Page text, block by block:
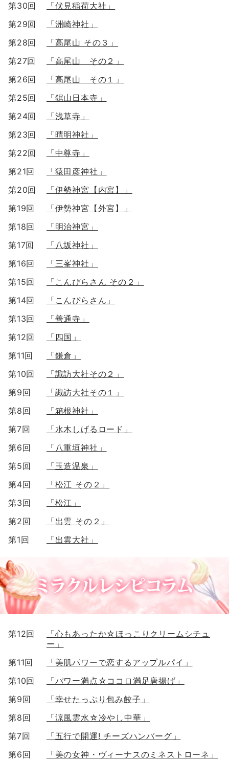
第30回
「伏見稲荷大社」
第29回
「洲崎神社」
第28回
「高尾山 その３」
第27回
「高尾山 その２」
第26回
「高尾山 その１」
第25回
「鋸山日本寺」
第24回
「浅草寺」
第23回
「晴明神社」
第22回
「中尊寺」
第21回
「猿田彦神社」
第20回
「伊勢神宮【内宮】」
第19回
「伊勢神宮【外宮】」
第18回
「明治神宮」
第17回
「八坂神社」
第16回
「三峯神社」
第15回
「こんぴらさん その２」
第14回
「こんぴらさん」
第13回
「善通寺」
第12回
「四国」
第11回
「鎌倉」
第10回
「諏訪大社その２」
第9回
「諏訪大社その１」
第8回
「箱根神社」
第7回
「水木しげるロード」
第6回
「八重垣神社」
第5回
「玉造温泉」
第4回
「松江 その２」
第3回
「松江」
第2回
「出雲 その２」
第1回
「出雲大社」
第12回
「心もあったか☆ほっこりクリームシチュ
ー」
第11回
「美肌パワーで恋するアップルパイ」
第10回
「パワー満点☆ココロ満足唐揚げ」
第9回
「幸せたっぷり包み餃子」
第8回
「涼風霊水☆冷やし中華」
第7回
「五行で開運! チーズハンバーグ」
第6回
「美の女神・ヴィーナスのミネストローネ」